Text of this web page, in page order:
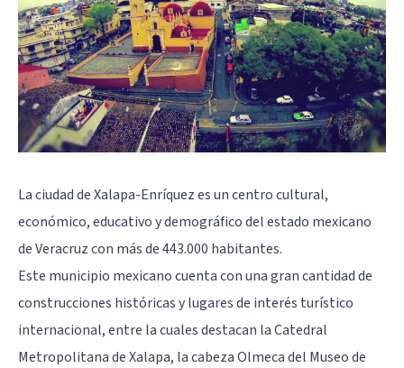
La ciudad de Xalapa-Enríquez es un centro cultural,
económico, educativo y demográfico del estado mexicano
de Veracruz con más de 443.000 habitantes.
Este municipio mexicano cuenta con una gran cantidad de
construcciones históricas y lugares de interés turístico
internacional, entre la cuales destacan la Catedral
Metropolitana de Xalapa, la cabeza Olmeca del Museo de